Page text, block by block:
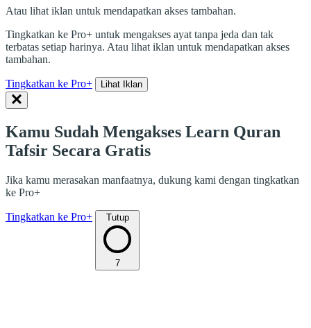
Atau lihat iklan untuk mendapatkan akses tambahan.
Tingkatkan ke Pro+ untuk mengakses ayat tanpa jeda dan tak
terbatas setiap harinya. Atau lihat iklan untuk mendapatkan akses
tambahan.
Tingkatkan ke Pro+ Lihat Iklan
Kamu Sudah Mengakses Learn Quran
Tafsir Secara Gratis
Jika kamu merasakan manfaatnya, dukung kami dengan tingkatkan
ke Pro+
Tingkatkan ke Pro+ Tutup
7